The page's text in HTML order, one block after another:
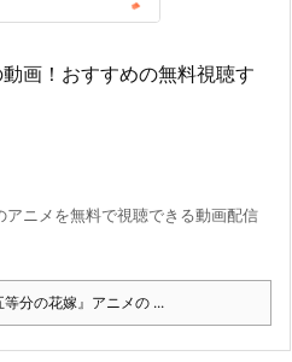
画！おすすめの無料視聴す
アニメを無料で視聴できる動画配信
等分の花嫁』アニメの ...